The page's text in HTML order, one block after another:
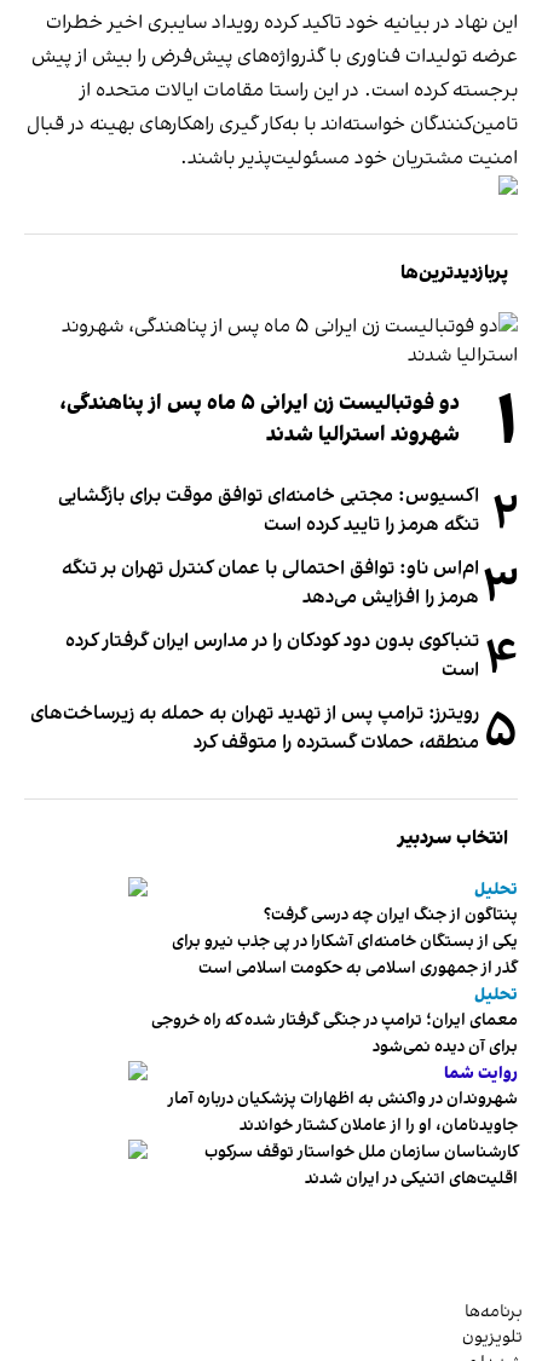
این نهاد در بیانیه خود تاکید کرده رویداد سایبری اخیر خطرات
عرضه تولیدات فناوری با گذرواژه‌های پیش‌فرض را بیش از پیش
برجسته کرده است. در این راستا مقامات ایالات متحده از
تامین‌کنندگان خواسته‌اند با به‌کار گیری راهکارهای بهینه در قبال
امنیت مشتریان خود مسئولیت‌پذیر باشند.
پربازدیدترین‌ها
۱
دو فوتبالیست زن ایرانی ۵ ماه پس از پناهندگی،
شهروند استرالیا شدند
۲ اکسیوس: مجتبی خامنه‌ای توافق موقت برای بازگشایی
تنگه هرمز را تایید کرده است
۳ ام‌اس ناو: توافق احتمالی با عمان کنترل تهران بر تنگه
هرمز را افزایش می‌دهد
۴ تنباکوی بدون دود کودکان را در مدارس ایران گرفتار کرده
است
۵ رویترز: ترامپ پس از تهدید تهران به حمله به زیرساخت‌های
منطقه، حملات گسترده را متوقف کرد
انتخاب سردبیر
تحلیل
پنتاگون از جنگ ایران چه درسی گرفت؟
یکی از بستگان خامنه‌ای آشکارا در پی جذب نیرو برای
گذر از جمهوری اسلامی به حکومت اسلامی است
تحلیل
معمای ایران؛ ترامپ در جنگی گرفتار شده که راه خروجی
برای آن دیده نمی‌شود
روایت شما
شهروندان در واکنش به اظهارات پزشکیان درباره آمار
جاویدنامان، او را از عاملان کشتار خواندند
کارشناسان سازمان ملل خواستار توقف سرکوب
اقلیت‌های اتنیکی در ایران شدند
برنامه‌ها
تلویزیون